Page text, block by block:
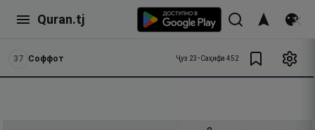
Quran.tj
37 Соффот Ҷуз 23 •Саҳифа 452